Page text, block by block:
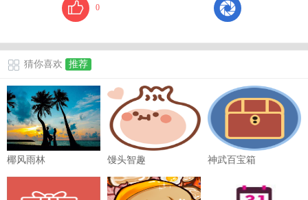
0
猜你喜欢 推荐
椰风雨林 馒头智趣 神武百宝箱